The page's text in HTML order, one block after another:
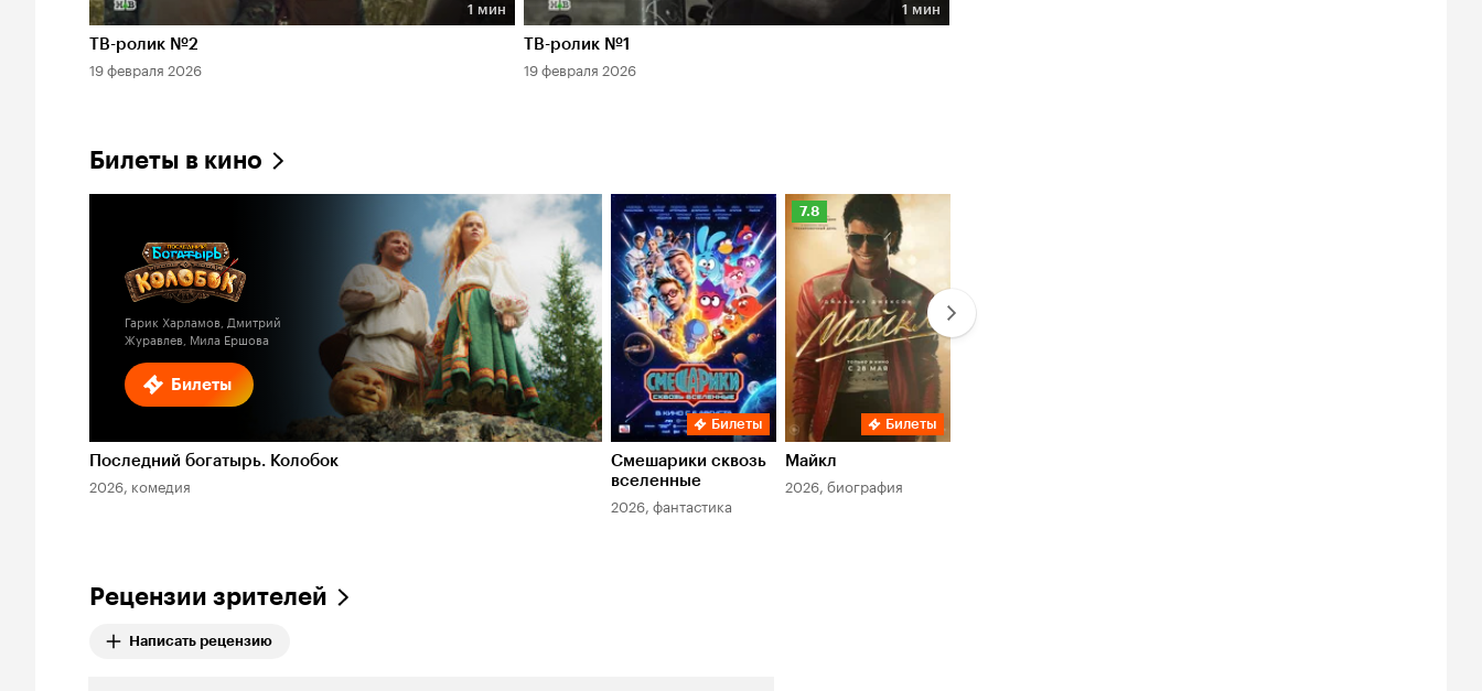
Длительность 1 мин
1 мин
ТВ-ролик №2
19 февраля 2026
Длительность 1 мин
1 мин
ТВ-ролик №1
19 февраля 2026
Билеты в кино
Билеты
Гарик Харламов, Дмитрий
Журавлев, Мила Ершова
Последний богатырь. Колобок
2026, комедия
Билеты
Смешарики сквозь
вселенные
2026, фантастика
Рейтинг
Кинопоиска
7.8
Билеты
Майкл
2026, биография
Рецензии зрителей
Написать рецензию